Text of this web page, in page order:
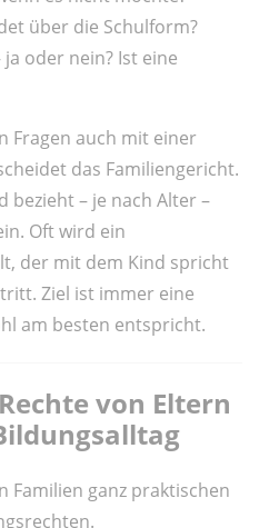
über die Schulform?
oder nein? Ist eine
Fragen auch mit einer
das Familiengericht.
bezieht – je nach Alter –
Oft wird ein
der mit dem Kind spricht
Ziel ist immer eine
am besten entspricht.
von Eltern
Familien ganz praktischen